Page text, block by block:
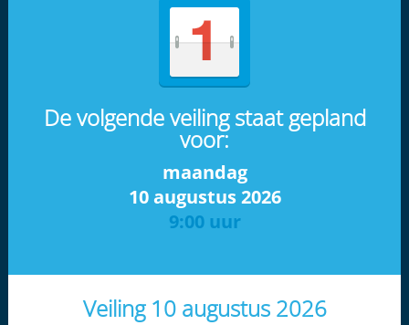
De volgende veiling staat gepland
voor:
maandag
10 augustus 2026
9:00 uur
Veiling 10 augustus 2026